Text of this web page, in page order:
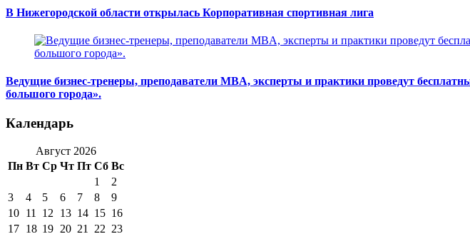
В Нижегородской области открылась Корпоративная спортивная лига
Ведущие бизнес-тренеры, преподаватели MBA, эксперты и практики проведут
большого города».
Календарь
Август 2026
Пн Вт Ср Чт Пт Сб Вс
1
2
3
4 5 6 7 8
9
10 11 12 13 14 15 16
17 18 19 20 21 22 23